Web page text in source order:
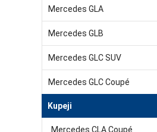
Mercedes GLA
Mercedes GLB
Mercedes GLC SUV
Mercedes GLC Coupé
Kupeji
Mercedes CLA Coupé